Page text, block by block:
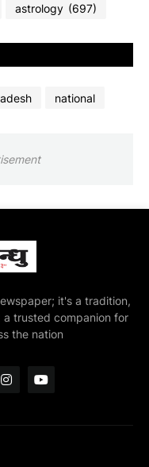
astrology (697)
national
it's a tradition,
trusted companion for
the nation